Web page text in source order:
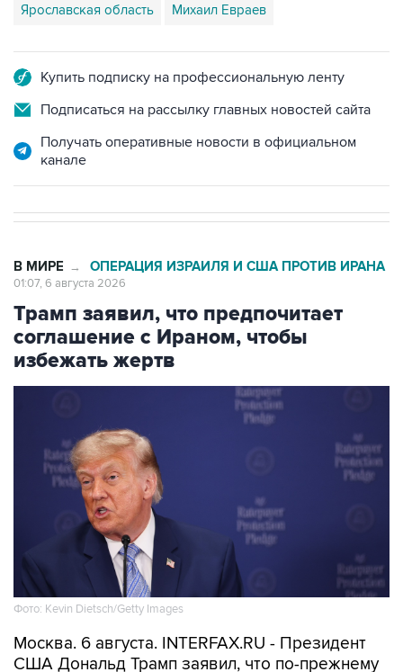
Ярославская область Михаил Евраев
Купить подписку на профессиональную ленту
Подписаться на рассылку главных новостей сайта
Получать оперативные новости в официальном
канале
В МИРЕ → ОПЕРАЦИЯ ИЗРАИЛЯ И США ПРОТИВ ИРАНА
01:07, 6 августа 2026
Трамп заявил, что предпочитает
соглашение с Ираном, чтобы
избежать жертв
Фото: Kevin Dietsch/Getty Images
Москва. 6 августа. INTERFAX.RU - Президент
США Дональд Трамп заявил, что по-прежнему